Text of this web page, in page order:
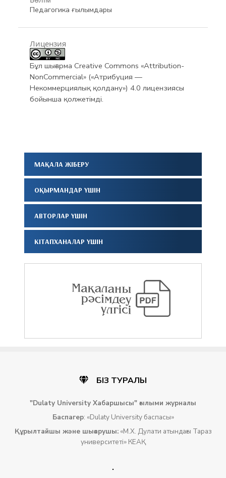
Педагогика ғылымдары
Лицензия
Бұл шығарма Creative Commons «Attribution-
NonCommercial» («Атрибуция —
Некоммерциялық қолдану») 4.0 лицензиясы
бойынша қолжетімді.
МАҚАЛА ЖІБЕРУ
ОҚЫРМАНДАР ҮШІН
АВТОРЛАР ҮШІН
КІТАПХАНАЛАР ҮШІН
БІЗ ТУРАЛЫ
"Dulaty University Хабаршысы" ғылыми журналы
Баспагер: «Dulaty University баспасы»
Құрылтайшы жәнешығарушы:«М.Х. Дулати атындағы Тараз
университеті» КЕАҚ
.